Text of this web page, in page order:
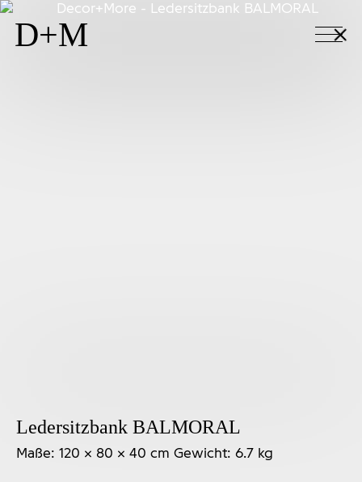
D+M +
Ledersitzbank BALMORAL
Maße: 120 × 80 × 40 cm Gewicht: 6.7 kg